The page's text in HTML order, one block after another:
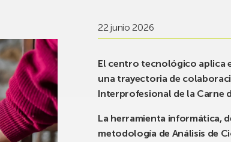
22 junio 2026
El centro tecnológico aplica
una trayectoria de
Interprofesional de la Carne
La herramienta informática,
metodología de Análisis de